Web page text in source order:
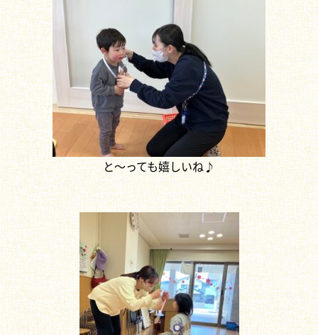
と～っても嬉しいね♪